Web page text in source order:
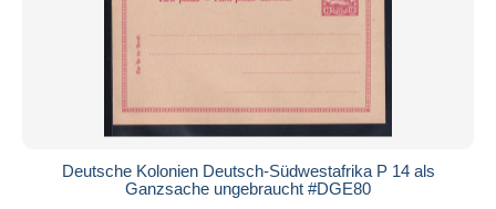
Deutsche Kolonien Deutsch-Südwestafrika P 14 als
Ganzsache ungebraucht #DGE80